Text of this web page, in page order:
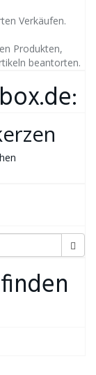
Verkäufen.
Produkten,
beantorten.